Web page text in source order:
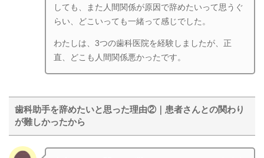
しても、また人間関係が原因で辞めたいって思うぐ
らい、どこいっても一緒って感じでした。
わたしは、3つの歯科医院を経験しましたが、正
直、どこも人間関係悪かったです。
歯科助手を辞めたいと思った理由②｜患者さんとの関わり
が難しかったから